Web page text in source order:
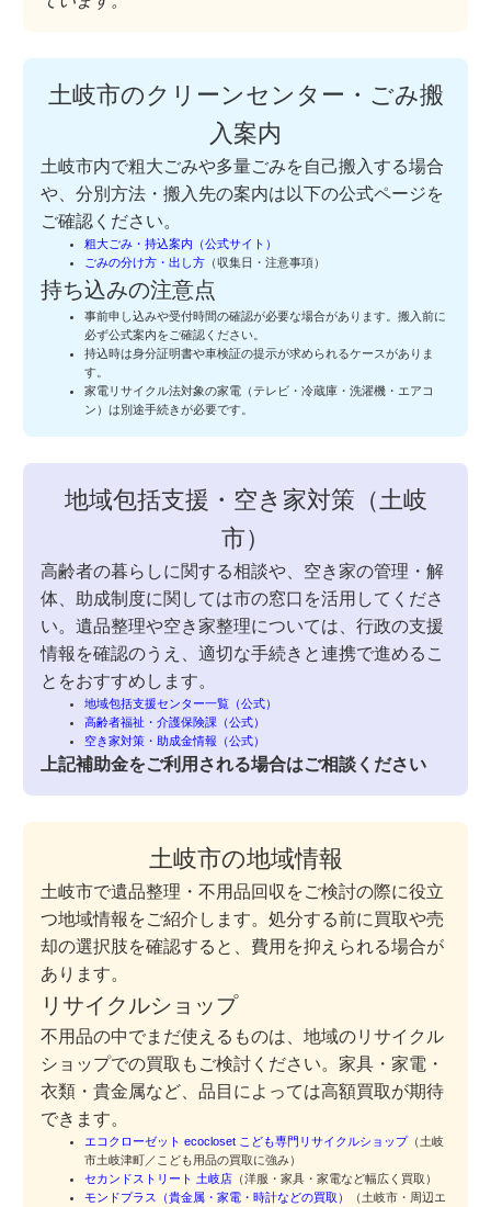
土岐市のクリーンセンター・ごみ搬
入案内
土岐市内で粗大ごみや多量ごみを自己搬入する場合
や、分別方法・搬入先の案内は以下の公式ページを
ご確認ください。
粗大ごみ・持込案内（公式サイト）
ごみの分け方・出し方 （収集日・注意事項）
持ち込みの注意点
事前申し込みや受付時間の確認が必要な場合があります。搬入前に
必ず公式案内をご確認ください。
持込時は身分証明書や車検証の提示が求められるケースがありま
す。
家電リサイクル法対象の家電（テレビ・冷蔵庫・洗濯機・エアコ
ン）は別途手続きが必要です。
地域包括支援・空き家対策（土岐
市）
高齢者の暮らしに関する相談や、空き家の管理・解
体、助成制度に関しては市の窓口を活用してくださ
い。遺品整理や空き家整理については、行政の支援
情報を確認のうえ、適切な手続きと連携で進めるこ
とをおすすめします。
地域包括支援センター一覧（公式）
高齢者福祉・介護保険課（公式）
空き家対策・助成金情報（公式）
上記補助金をご利用される場合はご相談ください
土岐市の地域情報
土岐市で遺品整理・不用品回収をご検討の際に役立
つ地域情報をご紹介します。処分する前に買取や売
却の選択肢を確認すると、費用を抑えられる場合が
あります。
リサイクルショップ
不用品の中でまだ使えるものは、地域のリサイクル
ショップでの買取もご検討ください。家具・家電・
衣類・貴金属など、品目によっては高額買取が期待
できます。
エコクローゼット ecocloset こども専門リサイクルショップ（土岐
市土岐津町／こども用品の買取に強み）
セカンドストリート 土岐店 （洋服・家具・家電など幅広く買取）
モンドプラス（貴金属・家電・時計などの買取）
（土岐市・周辺エ